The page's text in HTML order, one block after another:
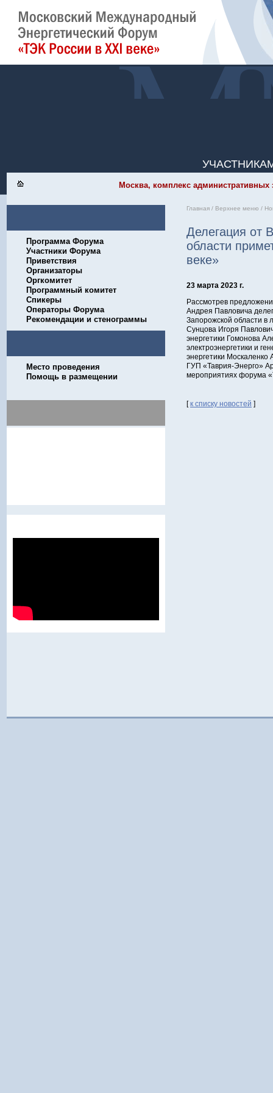
Москва, комплекс административных
Программа Форума
Участники Форума
Приветствия
Организаторы
Оргкомитет
Программный комитет
Спикеры
Операторы Форума
Рекомендации и стенограммы
Место проведения
Помощь в размещении
Главная / Верхнее меню /
Делегация от
области
веке»
23 марта 2023 г.
Рассмотрев
Андрея Павловича
Запорожской области в
Сунцова Игоря
энергетики Гомонова
электроэнергетики и
энергетики Москаленко
ГУП «Таврия-Энерго»
мероприятиях форума
[к списку новостей ]